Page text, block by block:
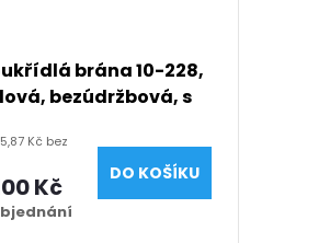
brána 10-228,
bezúdržbová, s
- 6000 mm, výška
- 2050 mm), antracit
7016 matná
Kč bez
Kč DO KOŠÍKU